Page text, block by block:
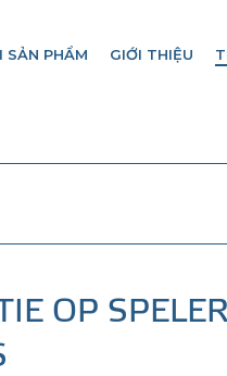
SẢN PHẨM GIỚI THIỆU
OP